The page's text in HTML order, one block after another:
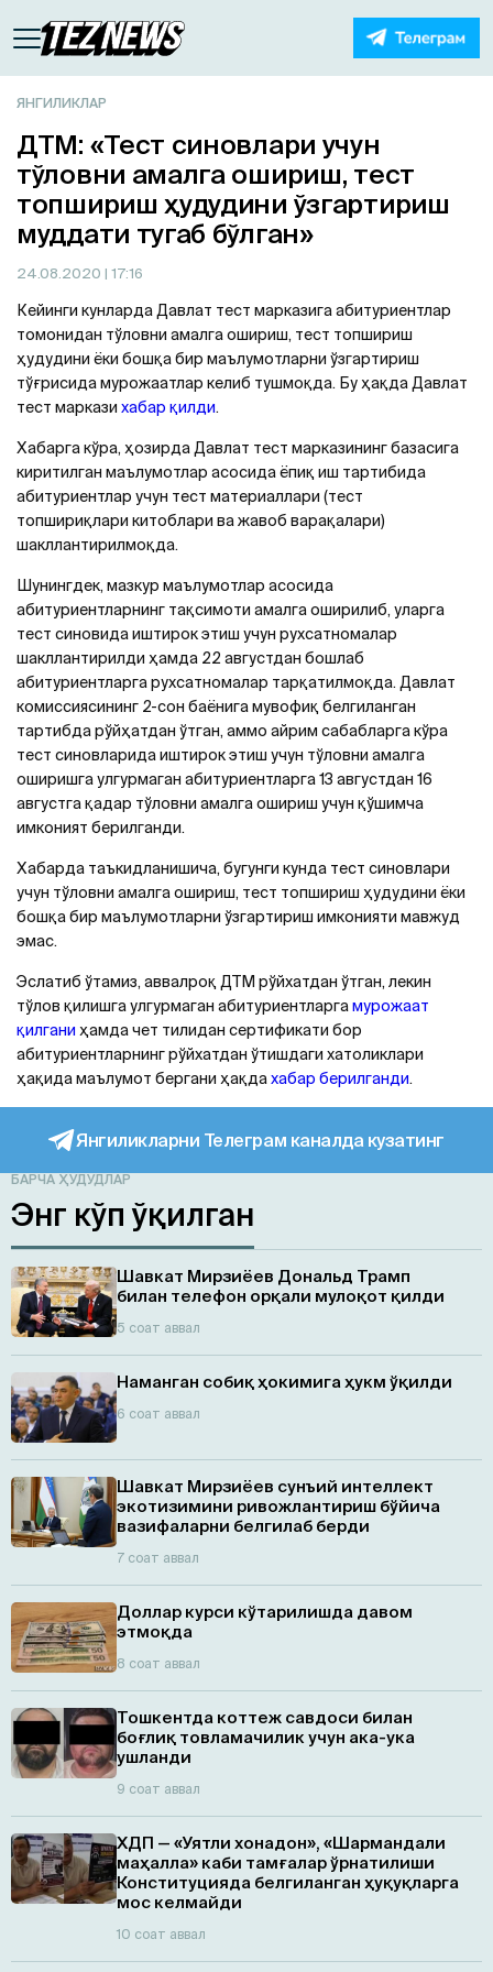
ЯНГИЛИКЛАР
ДТМ: «Тест синовлари учун
тўловни амалга ошириш, тест
топшириш ҳудудини ўзгартириш
муддати тугаб бўлган»
24.08.2020 | 17:16
Кейинги кунларда Давлат тест марказига абитуриентлар
томонидан тўловни амалга ошириш, тест топшириш
ҳудудини ёки бошқа бир маълумотларни ўзгартириш
тўғрисида мурожаатлар келиб тушмоқда. Бу ҳақда Давлат
тест маркази хабар қилди.
Хабарга кўра, ҳозирда Давлат тест марказининг базасига
киритилган маълумотлар асосида ёпиқ иш тартибида
абитуриентлар учун тест материаллари (тест
топшириқлари китоблари ва жавоб варақалари)
шакллантирилмоқда.
Шунингдек, мазкур маълумотлар асосида
абитуриентларнинг тақсимоти амалга оширилиб, уларга
тест синовида иштирок этиш учун рухсатномалар
шакллантирилди ҳамда 22 августдан бошлаб
абитуриентларга рухсатномалар тарқатилмоқда. Давлат
комиссиясининг 2-сон баёнига мувофиқ белгиланган
тартибда рўйҳатдан ўтган, аммо айрим сабабларга кўра
тест синовларида иштирок этиш учун тўловни амалга
оширишга улгурмаган абитуриентларга 13 августдан 16
августга қадар тўловни амалга ошириш учун қўшимча
имконият берилганди.
Хабарда таъкидланишича, бугунги кунда тест синовлари
учун тўловни амалга ошириш, тест топшириш ҳудудини ёки
бошқа бир маълумотларни ўзгартириш имконияти мавжуд
эмас.
Эслатиб ўтамиз, аввалроқ ДТМ рўйхатдан ўтган, лекин
тўлов қилишга улгурмаган абитуриентларгамурожаат
қилгани ҳамда чет тилидан сертификати бор
абитуриентларнинг рўйхатдан ўтишдаги хатоликлари
ҳақида маълумот бергани ҳақдахабар берилганди.
Янгиликларни Телеграм каналда кузатинг
БАРЧА ҲУДУДЛАР
Энг кўп ўқилган
Шавкат Мирзиёев Дональд Трамп
билан телефон орқали мулоқот қилди
5 соат аввал
Наманган собиқ ҳокимига ҳукм ўқилди
6 соат аввал
Шавкат Мирзиёев сунъий интеллект
экотизимини ривожлантириш бўйича
вазифаларни белгилаб берди
7 соат аввал
Доллар курси кўтарилишда давом
этмоқда
8 соат аввал
Тошкентда коттеж савдоси билан
боғлиқ товламачилик учун ака-ука
ушланди
9 соат аввал
ХДП — «Уятли хонадон», «Шармандали
маҳалла» каби тамғалар ўрнатилиши
Конституцияда белгиланган ҳуқуқларга
мос келмайди
10 соат аввал